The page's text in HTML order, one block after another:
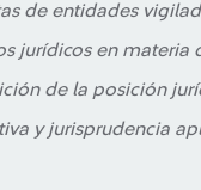
de entidades
jurídicos en materia
de la posición
y jurisprudencia